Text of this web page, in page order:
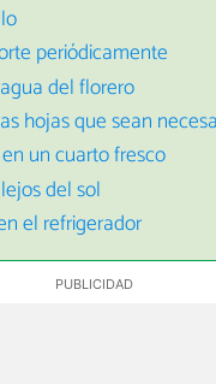
periódicamente
del florero
hojas que sean
un cuarto fresco
del sol
el refrigerador